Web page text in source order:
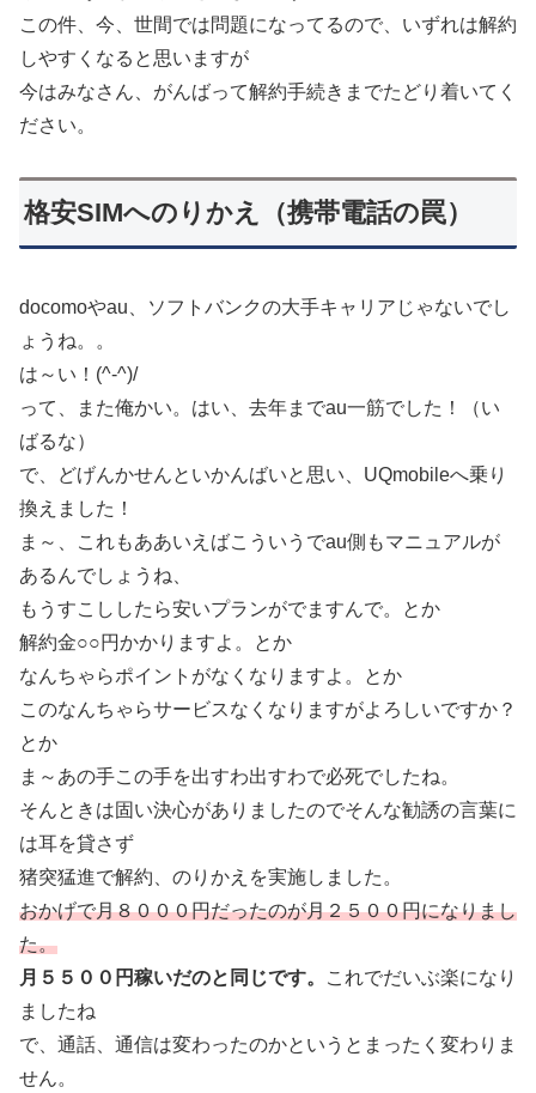
この件、今、世間では問題になってるので、いずれは解約
しやすくなると思いますが
今はみなさん、がんばって解約手続きまでたどり着いてく
ださい。
格安SIMへのりかえ（携帯電話の罠）
docomoやau、ソフトバンクの大手キャリアじゃないでし
ょうね。。
は～い！(^-^)/
って、また俺かい。はい、去年までau一筋でした！（い
ばるな）
で、どげんかせんといかんばいと思い、UQmobileへ乗り
換えました！
ま～、これもああいえばこういうでau側もマニュアルが
あるんでしょうね、
もうすこししたら安いプランがでますんで。とか
解約金○○円かかりますよ。とか
なんちゃらポイントがなくなりますよ。とか
このなんちゃらサービスなくなりますがよろしいですか？
とか
ま～あの手この手を出すわ出すわで必死でしたね。
そんときは固い決心がありましたのでそんな勧誘の言葉に
は耳を貸さず
猪突猛進で解約、のりかえを実施しました。
おかげで月８０００円だったのが月２５００円になりまし
た。
月５５００円稼いだのと同じです。
これでだいぶ楽になり
ましたね
で、通話、通信は変わったのかというとまったく変わりま
せん。